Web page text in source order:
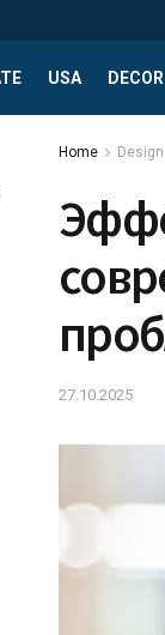
USA DECOR
Home Design
27.10.2025